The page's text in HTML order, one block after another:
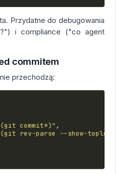
Przydatne do debugowania
i compliance ("co agent
commitem
przechodzą:
commit*)" ,
rev-parse --show-